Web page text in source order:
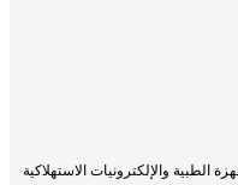
الطبية والإلكترونيات الاستهلاكية